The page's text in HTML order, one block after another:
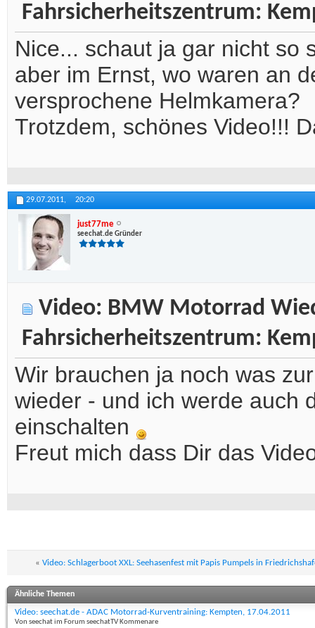
Fahrsicherheitszentrum:
Nice... schaut ja gar nicht so
aber im Ernst, wo waren an
versprochene Helmkamera?
Trotzdem, schönes Video!!!
29.07.2011, 20:20
just77me
seechat.de Gründer
Video: BMW Motorrad
Fahrsicherheitszentrum:
Wir brauchen ja noch was
wieder - und ich werde auch
einschalten
Freut mich dass Dir das
« Video: Schlagerboot XXL: Seehasenfest mit Papis Pumpels in
Ähnliche Themen
Video: seechat.de - ADAC Motorrad-Kurventraining: Kempten, 17.04.2011
Von seechat im Forum seechatTV Kommenare